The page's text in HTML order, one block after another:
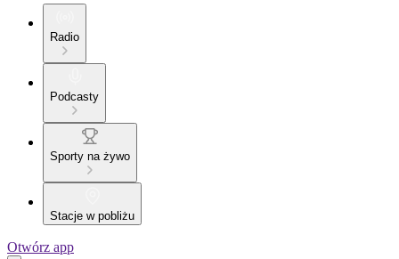
Radio
Podcasty
Sporty na żywo
Stacje w pobliżu
Otwórz app